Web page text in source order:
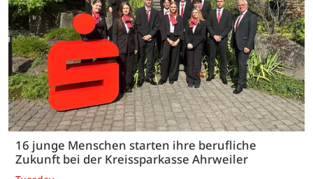
16 junge Menschen starten ihre berufliche
Zukunft bei der Kreissparkasse Ahrweiler